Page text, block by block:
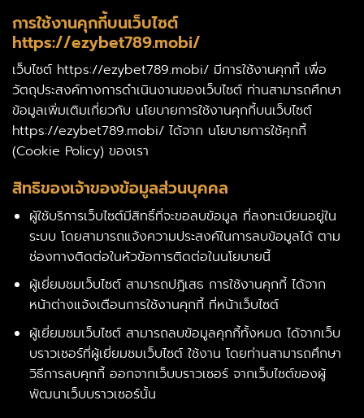
การใช้งานคุกกี้บนเว็บไซต์
https://ezybet789.mobi/
เว็บไซต์ https://ezybet789.mobi/ มีการใช้งานคุกกี้ เพื่อ
วัตถุประสงค์ทางการดำเนินงานของเว็บไซต์ ท่านสามารถศึกษา
ข้อมูลเพิ่มเติมเกี่ยวกับ นโยบายการใช้งานคุกกี้บนเว็บไซต์
https://ezybet789.mobi/ ได้จาก นโยบายการใช้คุกกี้
(Cookie Policy) ของเรา
สิทธิของเจ้าของข้อมูลส่วนบุคคล
ผู้ใช้บริการเว็บไซต์มีสิทธิ์ที่จะขอลบข้อมูล ที่ลงทะเบียนอยู่ใน
ระบบ โดยสามารถแจ้งความประสงค์ในการลบข้อมูลได้ ตาม
ช่องทางติดต่อในหัวข้อการติดต่อในนโยบายนี้
ผู้เยี่ยมชมเว็บไซต์ สามารถปฎิเสธ การใช้งานคุกกี้ ได้จาก
หน้าต่างแจ้งเตือนการใช้งานคุกกี้ ที่หน้าเว็บไซต์
ผู้เยี่ยมชมเว็บไซต์ สามารถลบข้อมูลคุกกี้ทั้งหมด ได้จากเว็บ
บราวเซอร์ที่ผู้เยี่ยมชมเว็บไซต์ ใช้งาน โดยท่านสามารถศึกษา
วิธีการลบคุกกี้ ออกจากเว็บบราวเซอร์ จากเว็บไซต์ของผู้
พัฒนาเว็บบราวเซอร์นั้น